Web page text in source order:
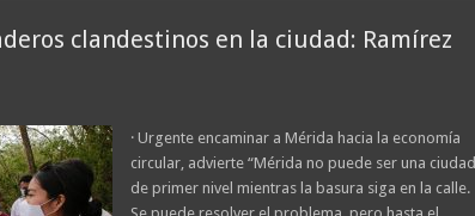
clandestinos en la ciudad: Ramírez
· Urgente encaminar a Mérida hacia la economía
circular, advierte “Mérida no puede ser una ciudad
de primer nivel mientras la basura siga en la calle.